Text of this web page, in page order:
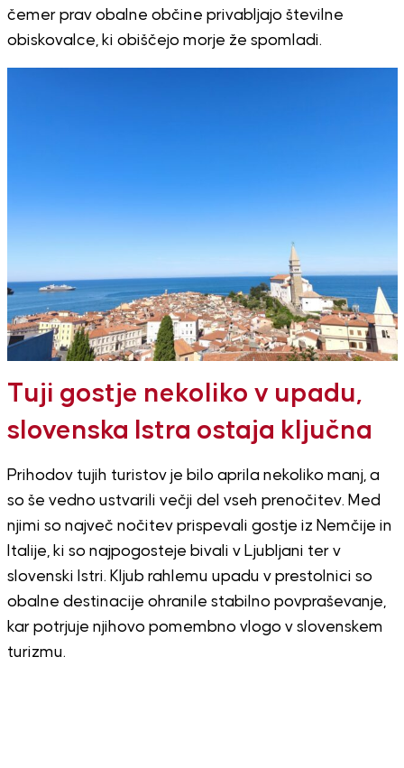
čemer prav obalne občine privabljajo številne
obiskovalce, ki obiščejo morje že spomladi.
Tuji gostje nekoliko v upadu,
slovenska Istra ostaja ključna
Prihodov tujih turistov je bilo aprila nekoliko manj, a
so še vedno ustvarili večji del vseh prenočitev. Med
njimi so največ nočitev prispevali gostje iz Nemčije in
Italije, ki so najpogosteje bivali v Ljubljani ter v
slovenski Istri. Kljub rahlemu upadu v prestolnici so
obalne destinacije ohranile stabilno povpraševanje,
kar potrjuje njihovo pomembno vlogo v slovenskem
turizmu.